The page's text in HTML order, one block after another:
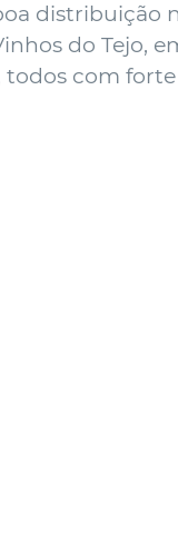
distribuição
do Tejo,
todos com